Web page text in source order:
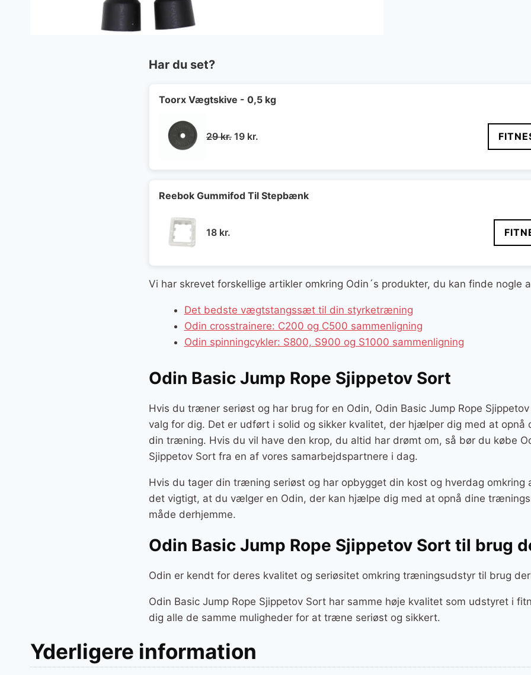
Har du set?
Toorx Vægtskive - 0,5 kg
29kr. Den
29 kr..
19 kr.
19 kr..
Reebok Gummifod Til Stepbænk
18 kr.
Vi har skrevet forskellige artikler omkring Odin´s produkter, du kan finde nogle
Det bedste vægtstangssæt til din styrketræning
Odin crosstrainere: C200 og C500 sammenligning
Odin spinningcykler: S800, S900 og S1000 sammenligning
Odin Basic Jump Rope Sjippetov Sort
Hvis du træner seriøst og har brug for en Odin, Odin Basic Jump Rope
valg for dig. Det er udført i solid og sikker kvalitet, der hjælper dig med at opnå
din træning. Hvis du vil have den krop, du altid har drømt om, så bør du købe
Sjippetov Sort fra en af vores samarbejdspartnere i dag.
Hvis du tager din træning seriøst og har opbygget din kost og hverdag omkring
det vigtigt, at du vælger en Odin, der kan hjælpe dig med at opnå dine
måde derhjemme.
Odin Basic Jump Rope Sjippetov Sort til brug
Odin er kendt for deres kvalitet og seriøsitet omkring træningsudstyr til brug
Odin Basic Jump Rope Sjippetov Sort har samme høje kvalitet som udstyret i
dig alle de samme muligheder for at træne seriøst og sikkert.
Yderligere information